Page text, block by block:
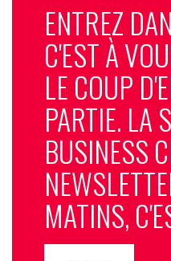
ENTREZ
C'EST À
LE COUP
PARTIE. LA
BUSINESS
MATINS,